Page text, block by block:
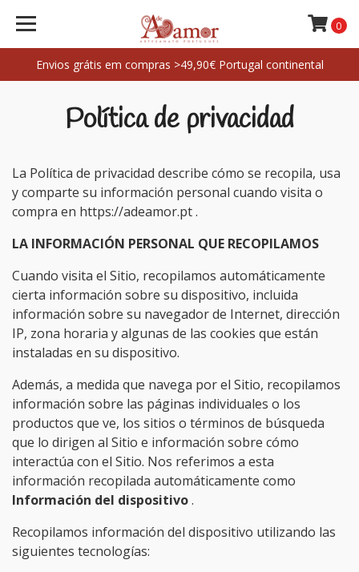
Envios grátis em compras >49,90€ Portugal continental
0
Política de privacidad
La Política de privacidad describe cómo se recopila, usa
y comparte su información personal cuando visita o
compra en https://adeamor.pt.
LA INFORMACIÓN PERSONAL QUE RECOPILAMOS
Cuando visita el Sitio, recopilamos automáticamente
cierta información sobre su dispositivo, incluida
información sobre su navegador de Internet, dirección
IP, zona horaria y algunas de las cookies que están
instaladas en su dispositivo.
Además, a medida que navega por el Sitio, recopilamos
información sobre las páginas individuales o los
productos que ve, los sitios o términos de búsqueda
que lo dirigen al Sitio e información sobre cómo
interactúa con el Sitio. Nos referimos a esta
información recopilada automáticamente como
Información del dispositivo.
Recopilamos información del dispositivo utilizando las
siguientes tecnologías: